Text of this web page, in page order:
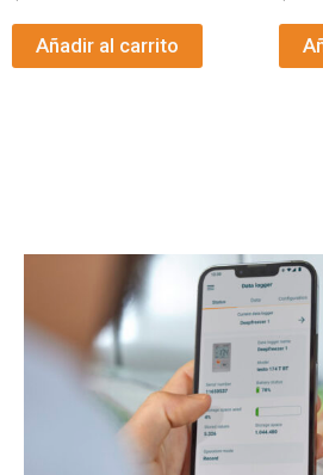
Añadir al carrito